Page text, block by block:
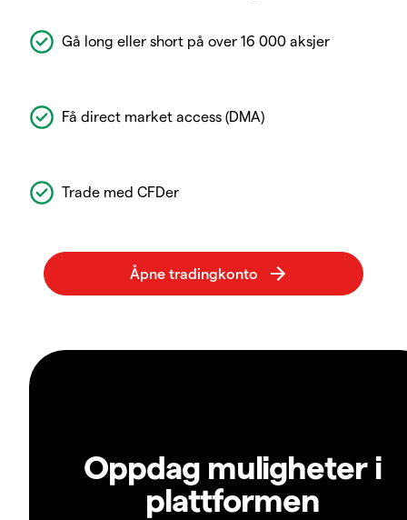
Gå long eller short på over 16 000 aksjer
Få direct market access (DMA)
Trade med CFDer
Oppdag muligheter i
plattformen